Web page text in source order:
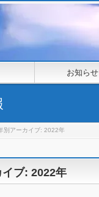
お知らせ
別アーカイブ: 2022年
ブ: 2022年